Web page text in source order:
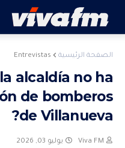
الصفحة الرئيسية Entrevistas
alcaldía no ha
de bomberos
de Villanueva?
Viva FM يوليو 03, 2026